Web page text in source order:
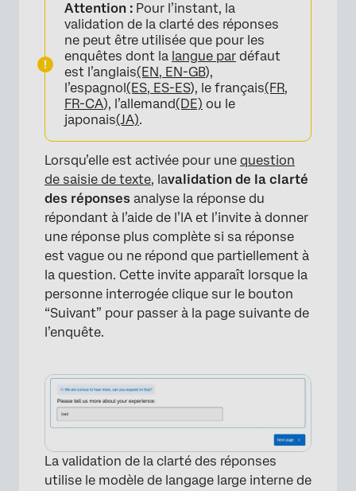
Attention : Pour l’instant, la
validation de la clarté des réponses
ne peut être utilisée que pour les
enquêtes dont la langue par défaut
est l’anglais(EN, EN-GB),
l’espagnol(ES, ES-ES), le français(FR,
FR-CA), l’allemand(DE) ou le
japonais(JA).
Lorsqu’elle est activée pour une question
de saisie de texte, lavalidation de la clarté
des réponses analyse la réponse du
répondant à l’aide de l’IA et l’invite à donner
une réponse plus complète si sa réponse
est vague ou ne répond que partiellement à
la question. Cette invite apparaît lorsque la
personne interrogée clique sur le bouton
“Suivant” pour passer à la page suivante de
l’enquête.
La validation de la clarté des réponses
utilise le modèle de langage large interne de